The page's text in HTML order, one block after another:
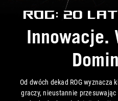
ROG: 20
Innowacje.
Od dwóch dekad ROG
graczy, nieustannie